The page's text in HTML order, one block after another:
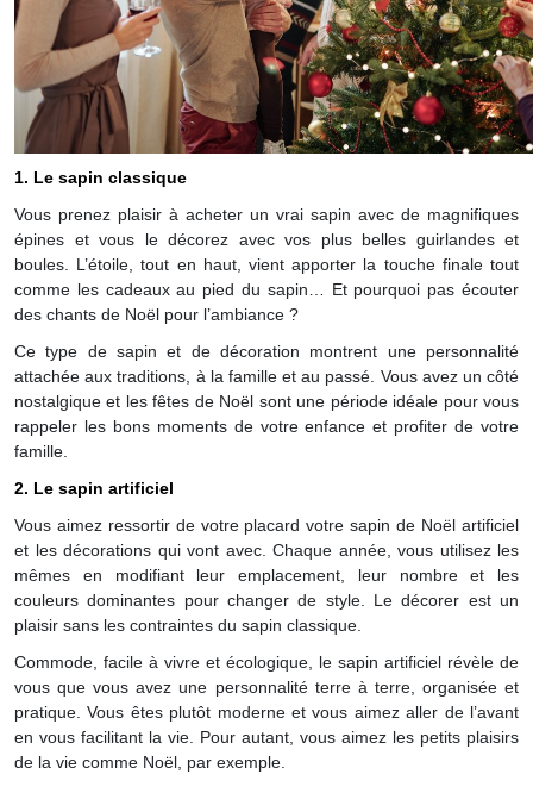
1. Le sapin classique
Vous prenez plaisir à acheter un vrai sapin avec de magnifiques
épines et vous le décorez avec vos plus belles guirlandes et
boules. L’étoile, tout en haut, vient apporter la touche finale tout
comme les cadeaux au pied du sapin… Et pourquoi pas écouter
des chants de Noël pour l’ambiance ?
Ce type de sapin et de décoration montrent une personnalité
attachée aux traditions, à la famille et au passé. Vous avez un côté
nostalgique et les fêtes de Noël sont une période idéale pour vous
rappeler les bons moments de votre enfance et profiter de votre
famille.
2. Le sapin artificiel
Vous aimez ressortir de votre placard votre sapin de Noël artificiel
et les décorations qui vont avec. Chaque année, vous utilisez les
mêmes en modifiant leur emplacement, leur nombre et les
couleurs dominantes pour changer de style. Le décorer est un
plaisir sans les contraintes du sapin classique.
Commode, facile à vivre et écologique, le sapin artificiel révèle de
vous que vous avez une personnalité terre à terre, organisée et
pratique. Vous êtes plutôt moderne et vous aimez aller de l’avant
en vous facilitant la vie. Pour autant, vous aimez les petits plaisirs
de la vie comme Noël, par exemple.